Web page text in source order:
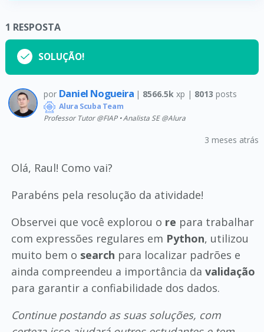
1 RESPOSTA
SOLUÇÃO!
por Daniel Nogueira | 8566.5k xp | 8013 posts
Alura Scuba Team
Professor Tutor @FIAP • Analista SE @Alura
3 meses atrás
Olá, Raul! Como vai?
Parabéns pela resolução da atividade!
Observei que você explorou o re para trabalhar
com expressões regulares em Python, utilizou
muito bem o search para localizar padrões e
ainda compreendeu a importância da validação
para garantir a confiabilidade dos dados.
Continue postando as suas soluções, com